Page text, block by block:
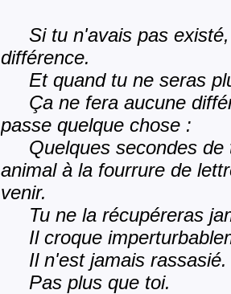
Si tu n'avais pas
différence.
Et quand tu ne seras
Ça ne fera aucune
passe quelque chose :
Quelques secondes de
animal à la fourrure de
venir.
Tu ne la récupéreras
Il croque
Il n'est jamais rassasié.
Pas plus que toi.